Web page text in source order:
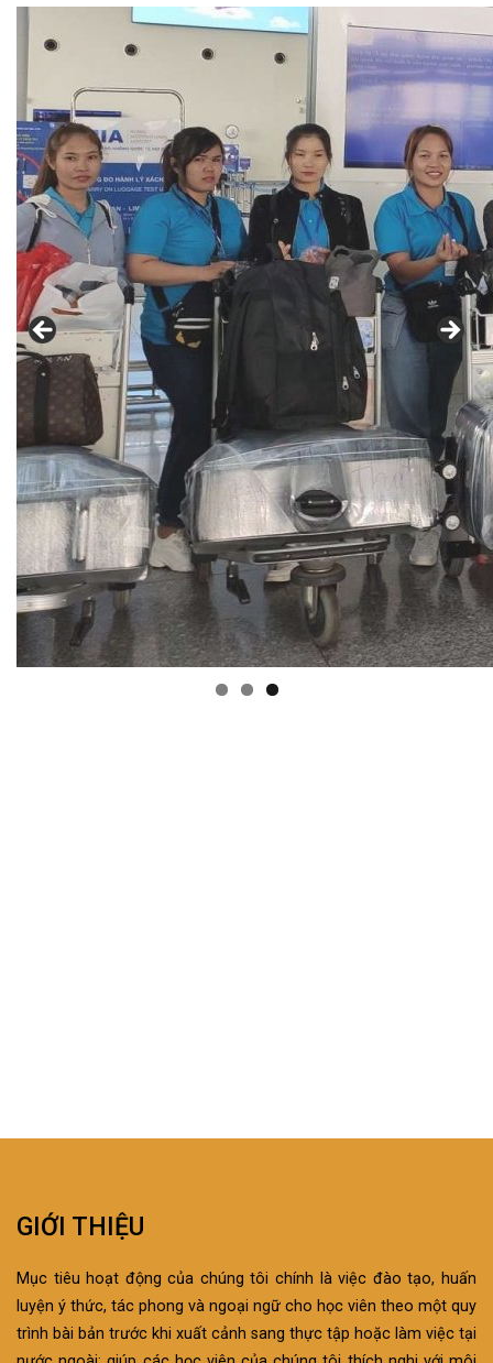
GIỚI THIỆU
Mục tiêu hoạt động của chúng tôi chính là việc đào tạo, huấn
luyện ý thức, tác phong và ngoại ngữ cho học viên theo một quy
trình bài bản trước khi xuất cảnh sang thực tập hoặc làm việc tại